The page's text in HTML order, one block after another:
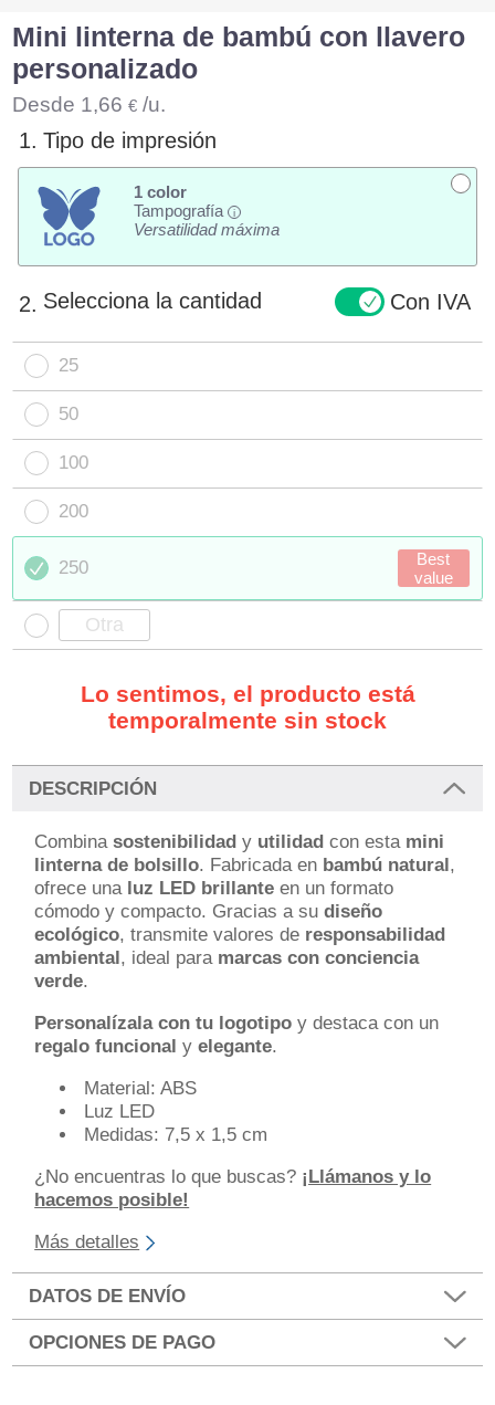
Mini linterna de bambú con llavero
personalizado
Desde 1,66 € /u.
1. Tipo de impresión
1 color
Tampografía
i
Versatilidad máxima
2. Selecciona la cantidad Con IVA
25
50
100
200
250
Best
value
Lo sentimos, el producto está
temporalmente sin stock
DESCRIPCIÓN
Combinasostenibilidad y utilidad con esta mini
linterna de bolsillo. Fabricada en bambú natural,
ofrece una luz LED brillante en un formato
cómodo y compacto. Gracias a sudiseño
ecológico, transmite valores de responsabilidad
ambiental, ideal para marcas con conciencia
verde.
Personalízala con tu logotipo y destaca con un
regalo funcional yelegante.
Material: ABS
Luz LED
Medidas: 7,5 x 1,5 cm
¿No encuentras lo que buscas? ¡Llámanos y lo
hacemos posible!
Más detalles
DATOS DE ENVÍO
OPCIONES DE PAGO